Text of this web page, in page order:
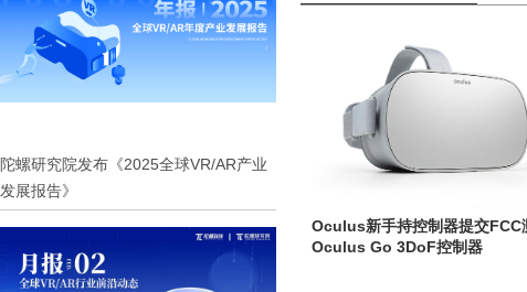
陀螺研究院发布《2025全球VR/AR产业
发展报告》
Oculus新手持控制器提交FCC
Oculus Go 3DoF控制器